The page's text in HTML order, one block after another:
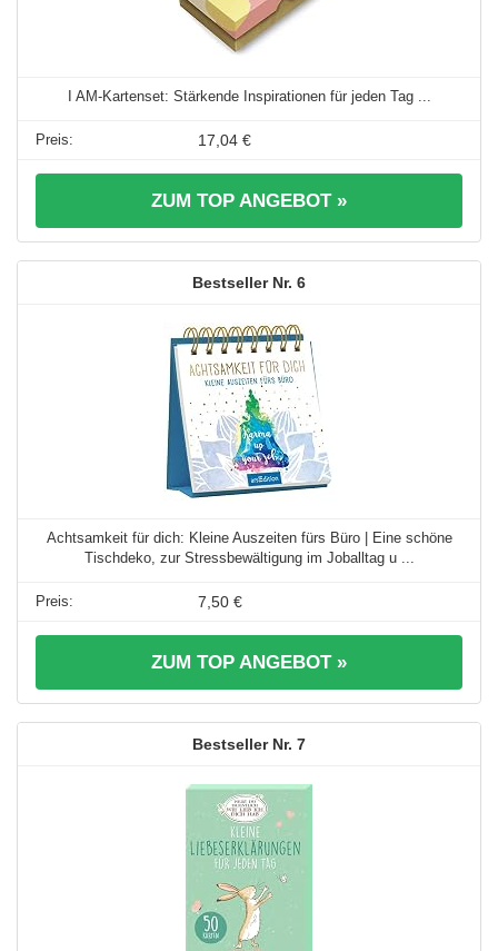
I AM-Kartenset: Stärkende Inspirationen für jeden Tag ...
17,04 €
ZUM TOP ANGEBOT »
6
Achtsamkeit für dich: Kleine Auszeiten fürs Büro | Eine schöne
Tischdeko, zur Stressbewältigung im Joballtag u ...
7,50 €
ZUM TOP ANGEBOT »
7